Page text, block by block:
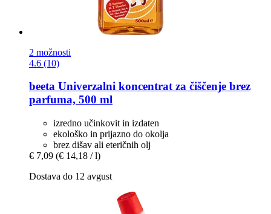
2 možnosti
4.6 (10)
beeta Univerzalni koncentrat za čiščenje brez
parfuma, 500 ml
izredno učinkovit in izdaten
ekološko in prijazno do okolja
brez dišav ali eteričnih olj
€ 7,09 (€ 14,18 / l)
Dostava do 12 avgust